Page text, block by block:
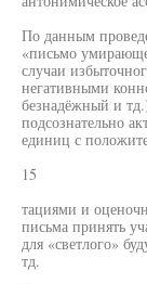
По данным
«письмо
случаи
негативными
безнадёжный и
подсознательно
единиц с
15
тациями и
письма принять
для «светлого»
тд.